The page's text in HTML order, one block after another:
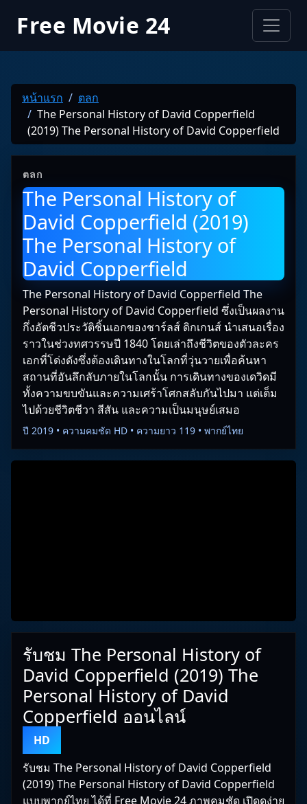
Free Movie 24
หน้าแรก
ตลก
The Personal History of David Copperfield
(2019) The Personal History of David Copperfield
ตลก
The Personal History of
David Copperfield (2019)
The Personal History of
David Copperfield
The Personal History of David Copperfield The
Personal History of David Copperfield ซึ่งเป็นผลงาน
กึ่งอัตชีวประวัติชิ้นเอกของชาร์ลส์ ดิกเกนส์ นำเสนอเรื่อง
ราวในช่วงทศวรรษปี 1840 โดยเล่าถึงชีวิตของตัวละคร
เอกที่โด่งดังซึ่งต้องเดินทางในโลกที่วุ่นวายเพื่อค้นหา
สถานที่อันลึกลับภายในโลกนั้น การเดินทางของเดวิดมี
ทั้งความขบขันและความเศร้าโศกสลับกันไปมา แต่เต็ม
ไปด้วยชีวิตชีวา สีสัน และความเป็นมนุษย์เสมอ
ปี 2019 • ความคมชัด HD • ความยาว 119 • พากย์ไทย
รับชม The Personal History of
David Copperfield (2019) The
Personal History of David
Copperfield ออนไลน์
HD
รับชม The Personal History of David Copperfield
(2019) The Personal History of David Copperfield
แบบพากย์ไทย ได้ที่ Free Movie 24 ภาพคมชัด เปิดดูง่าย